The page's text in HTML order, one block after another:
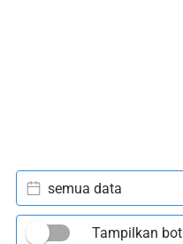
semua data
Tampilkan bot